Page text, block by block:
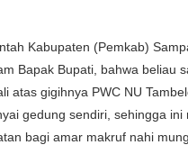
Kabupaten (Pemkab)
Bapak Bupati, bahwa beliau
atas gigihnya PWC NU
gedung sendiri, sehingga ini
bagi amar makruf nahi